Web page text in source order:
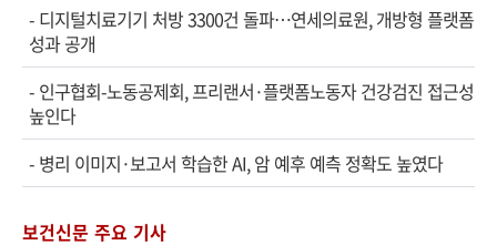
- 디지털치료기기 처방 3300건 돌파…연세의료원, 개방형 플랫폼
성과 공개
- 인구협회-노동공제회, 프리랜서·플랫폼노동자 건강검진 접근성
높인다
- 병리 이미지·보고서 학습한 AI, 암 예후 예측 정확도 높였다
보건신문 주요 기사